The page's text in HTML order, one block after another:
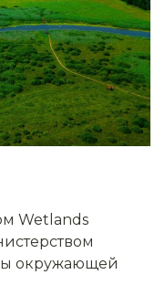
Wetlands
окружающей